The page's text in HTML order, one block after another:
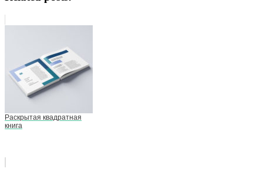
Раскрытая квадратная
книга